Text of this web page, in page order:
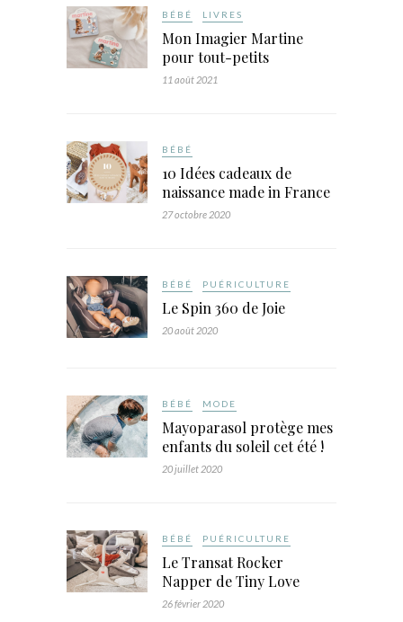
BÉBÉ LIVRES
Mon Imagier Martine
pour tout-petits
11 août 2021
BÉBÉ
10 Idées cadeaux de
naissance made in France
27 octobre 2020
BÉBÉ PUÉRICULTURE
Le Spin 360 de Joie
20 août 2020
BÉBÉ MODE
Mayoparasol protège mes
enfants du soleil cet été !
20 juillet 2020
BÉBÉ PUÉRICULTURE
Le Transat Rocker
Napper de Tiny Love
26 février 2020